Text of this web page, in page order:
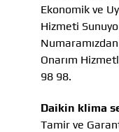
Ekonomik ve
Hizmeti
Onarım
98 98.
Daikin klima
Tamir ve